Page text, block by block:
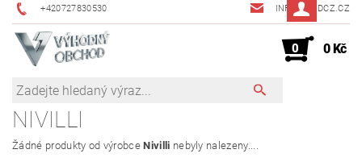
+420727830530 INFO@JMDCZ.CZ
0 0 Kč
NIVILLI
Žádné produkty od výrobceNivilli nebyly nalezeny....